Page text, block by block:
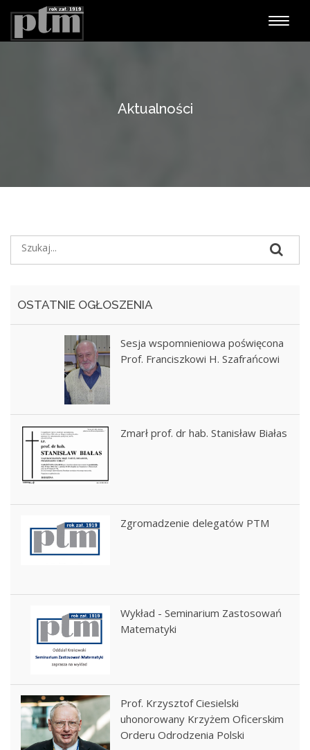
Aktualności
OSTATNIE OGŁOSZENIA
Sesja wspomnieniowa poświęcona
Prof. Franciszkowi H. Szafrańcowi
Zmarł prof. dr hab. Stanisław Białas
Zgromadzenie delegatów PTM
Wykład - Seminarium Zastosowań
Matematyki
Prof. Krzysztof Ciesielski
uhonorowany Krzyżem Oficerskim
Orderu Odrodzenia Polski